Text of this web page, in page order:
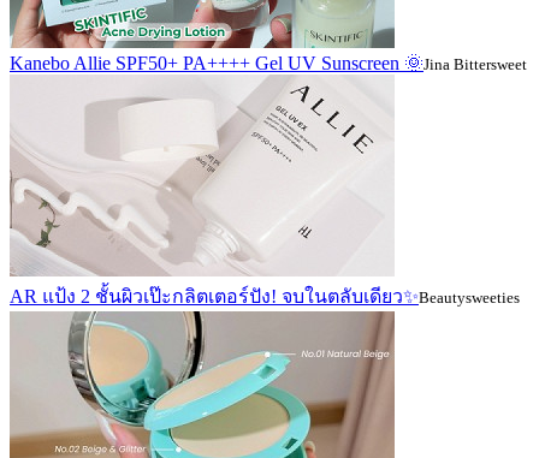
Kanebo Allie SPF50+ PA++++ Gel UV Sunscreen 🌞Jina Bittersweet
AR แป้ง 2 ชั้นผิวเป๊ะกลิตเตอร์ปัง! จบในตลับเดียว✨Beautysweeties